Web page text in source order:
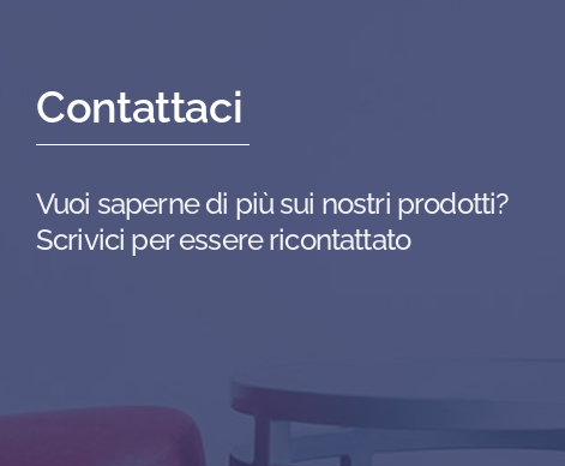
Contattaci
Vuoi saperne di più sui nostri prodotti?
Scrivici per essere ricontattato